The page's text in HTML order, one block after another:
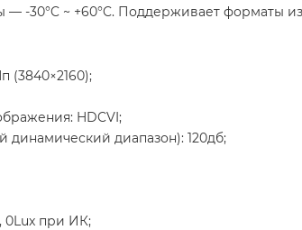
— -30°C ~ +60°C. Поддерживает форматы
(3840×2160);
HDCVI;
диапазон): 120дб;
0Lux при ИК;